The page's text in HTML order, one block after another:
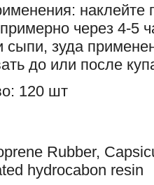
наклейте
через 4-5
сыпи, зуда
до или после
120 шт
Rubber,
hydrocabon resin